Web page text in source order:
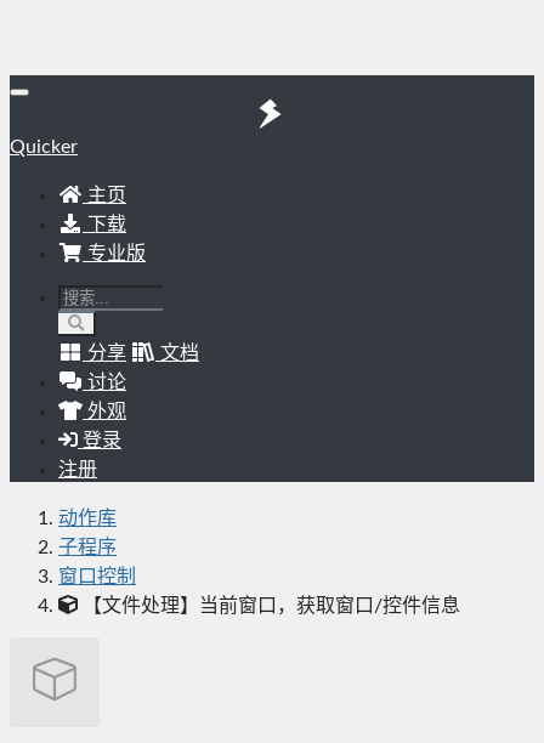
Quicker
主页
下载
专业版
分享
文档
讨论
外观
登录
注册
动作库
子程序
窗口控制
【文件处理】当前窗口，获取窗口/控件信息